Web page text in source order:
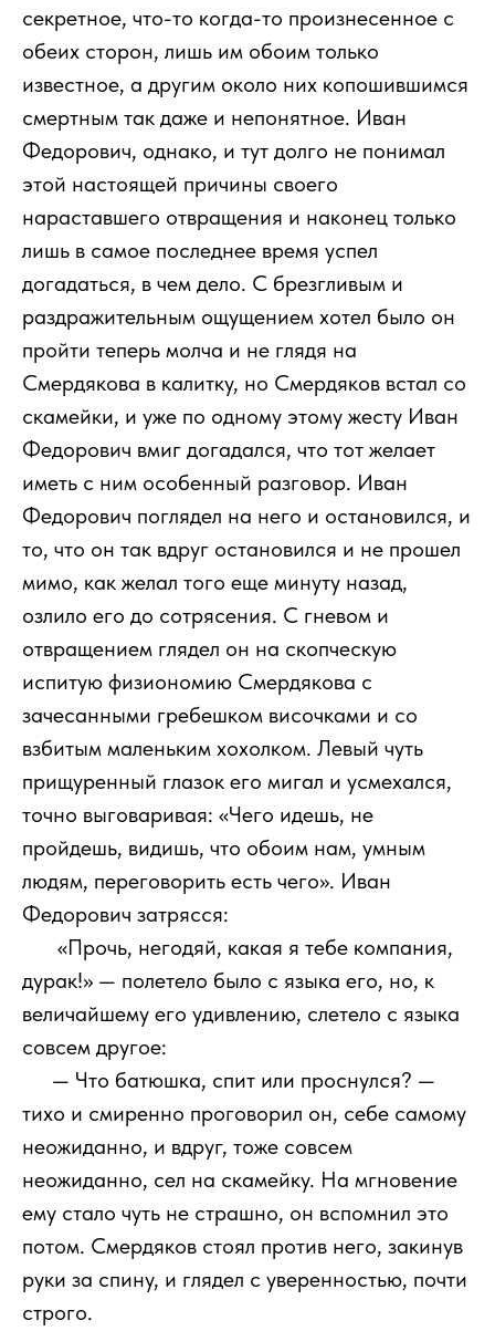
секретное, что-то когда-то произнесенное с
обеих сторон, лишь им обоим только
известное, а другим около них копошившимся
смертным так даже и непонятное. Иван
Федорович, однако, и тут долго не понимал
этой настоящей причины своего
нараставшего отвращения и наконец только
лишь в самое последнее время успел
догадаться, в чем дело. С брезгливым и
раздражительным ощущением хотел было он
пройти теперь молча и не глядя на
Смердякова в калитку, но Смердяков встал со
скамейки, и уже по одному этому жесту Иван
Федорович вмиг догадался, что тот желает
иметь с ним особенный разговор. Иван
Федорович поглядел на него и остановился, и
то, что он так вдруг остановился и не прошел
мимо, как желал того еще минуту назад,
озлило его до сотрясения. С гневом и
отвращением глядел он на скопческую
испитую физиономию Смердякова с
зачесанными гребешком височками и со
взбитым маленьким хохолком. Левый чуть
прищуренный глазок его мигал и усмехался,
точно выговаривая: «Чего идешь, не
пройдешь, видишь, что обоим нам, умным
людям, переговорить есть чего». Иван
Федорович затрясся:
«Прочь, негодяй, какая я тебе компания,
дурак!» — полетело было с языка его, но, к
величайшему его удивлению, слетело с языка
совсем другое:
— Что батюшка, спит или проснулся? —
тихо и смиренно проговорил он, себе самому
неожиданно, и вдруг, тоже совсем
неожиданно, сел на скамейку. На мгновение
ему стало чуть не страшно, он вспомнил это
потом. Смердяков стоял против него, закинув
руки за спину, и глядел с уверенностью, почти
строго.